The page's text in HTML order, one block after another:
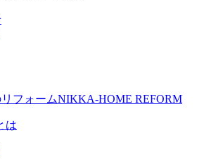
フォームNIKKA-HOME REFORM
は